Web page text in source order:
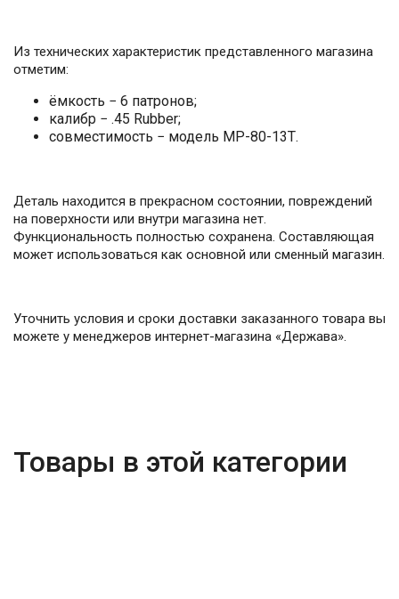
Из технических характеристик представленного магазина
отметим:
ёмкость − 6 патронов;
калибр − .45 Rubber;
совместимость − модель МР-80-13Т.
Деталь находится в прекрасном состоянии, повреждений
на поверхности или внутри магазина нет.
Функциональность полностью сохранена. Составляющая
может использоваться как основной или сменный магазин.
Уточнить условия и сроки доставки заказанного товара вы
можете у менеджеров интернет-магазина «Держава».
Товары в этой категории